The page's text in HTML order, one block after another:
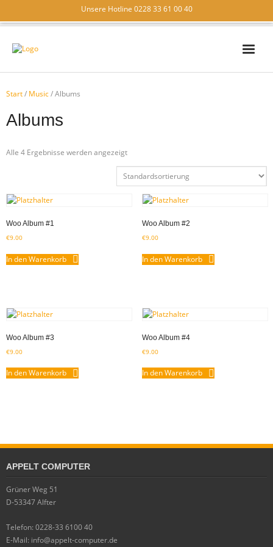
Unsere Hotline 0228 33 61 00 40
WIR ÜBER UNS
Start/ Music/ Albums
Albums
Alle 4 Ergebnisse werden angezeigt
Woo Album #1
€9.00
In den Warenkorb
Woo Album #2
€9.00
In den Warenkorb
Woo Album #3
€9.00
In den Warenkorb
Woo Album #4
€9.00
In den Warenkorb
APPELT COMPUTER
Grüner Weg 51
D-53347 Alfter
Telefon: 0228-33 6100 40
E-Mail: info@appelt-computer.de